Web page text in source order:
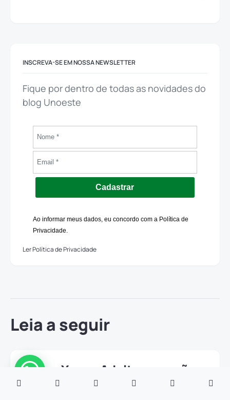
INSCREVA-SE EM NOSSA NEWSLETTER
Fique por dentro de todas as novidades do
blog Unoeste
Cadastrar
Ao informar meus dados, eu concordo com a Política de
Privacidade.
Ler Política de Privacidade
Leia a seguir
Livros Young Adult: o que são e
melhores indicações